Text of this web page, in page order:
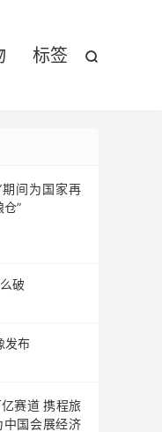

标签
期间为国家再
仓”
破
发布
赛道 携程旅
国会展经济